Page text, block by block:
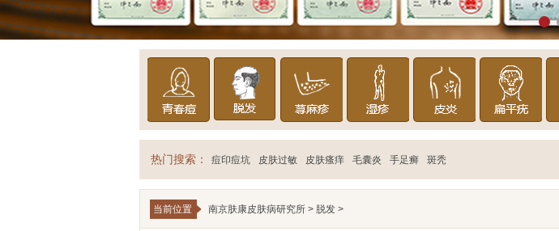
热门搜索： 痘印痘坑 皮肤过敏 皮肤瘙痒 毛囊炎 手足癣 斑秃
当前位置 南京肤康皮肤病研究所 > 脱发 >